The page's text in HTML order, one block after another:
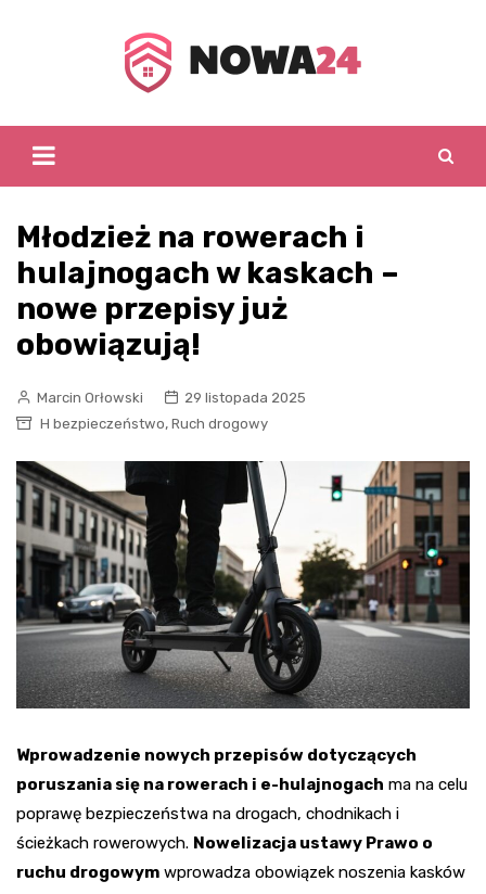
Młodzież na rowerach i
hulajnogach w kaskach –
nowe przepisy już
obowiązują!
Marcin Orłowski
29 listopada 2025
H bezpieczeństwo, Ruch drogowy
Wprowadzenie nowych przepisów dotyczących
poruszania się na rowerach i e-hulajnogach ma na celu
poprawę bezpieczeństwa na drogach, chodnikach i
ścieżkach rowerowych. Nowelizacja ustawy Prawo o
ruchu drogowym wprowadza obowiązek noszenia kasków